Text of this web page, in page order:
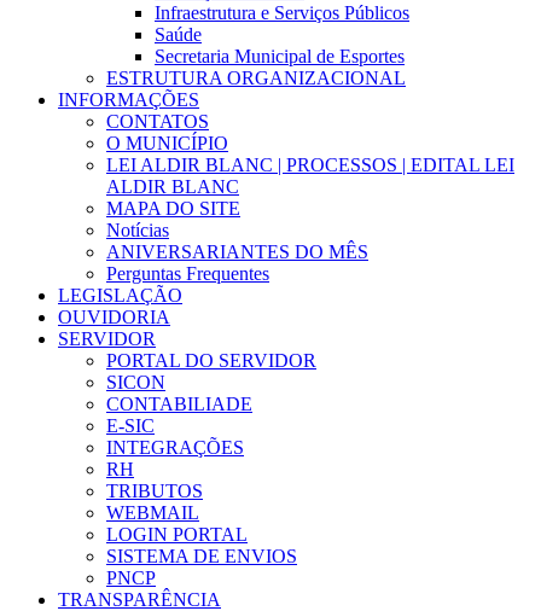
Infraestrutura e Serviços Públicos
Saúde
Secretaria Municipal de Esportes
ESTRUTURA ORGANIZACIONAL
INFORMAÇÕES
CONTATOS
O MUNICÍPIO
LEI ALDIR BLANC | PROCESSOS | EDITAL LEI
ALDIR BLANC
MAPA DO SITE
Notícias
ANIVERSARIANTES DO MÊS
Perguntas Frequentes
LEGISLAÇÃO
OUVIDORIA
SERVIDOR
PORTAL DO SERVIDOR
SICON
CONTABILIADE
E-SIC
INTEGRAÇÕES
RH
TRIBUTOS
WEBMAIL
LOGIN PORTAL
SISTEMA DE ENVIOS
PNCP
TRANSPARÊNCIA